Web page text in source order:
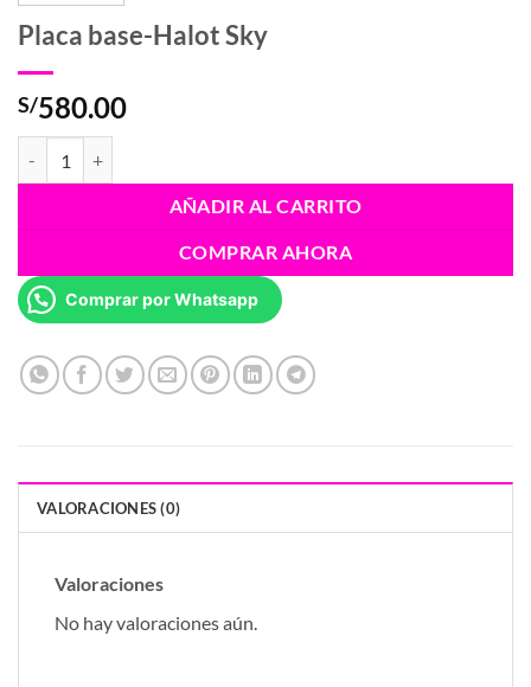
Placa base-Halot Sky
S/580.00
AÑADIR AL CARRITO
COMPRAR AHORA
Comprar por Whatsapp
VALORACIONES (0)
Valoraciones
No hay valoraciones aún.